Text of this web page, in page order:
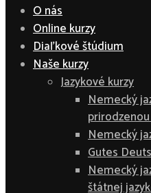
O nás
Online kurzy
Diaľkové štúdium
Naše kurzy
Jazykové kurzy
Nemecký
Nemecký
Gutes
Nemecký
štátnej